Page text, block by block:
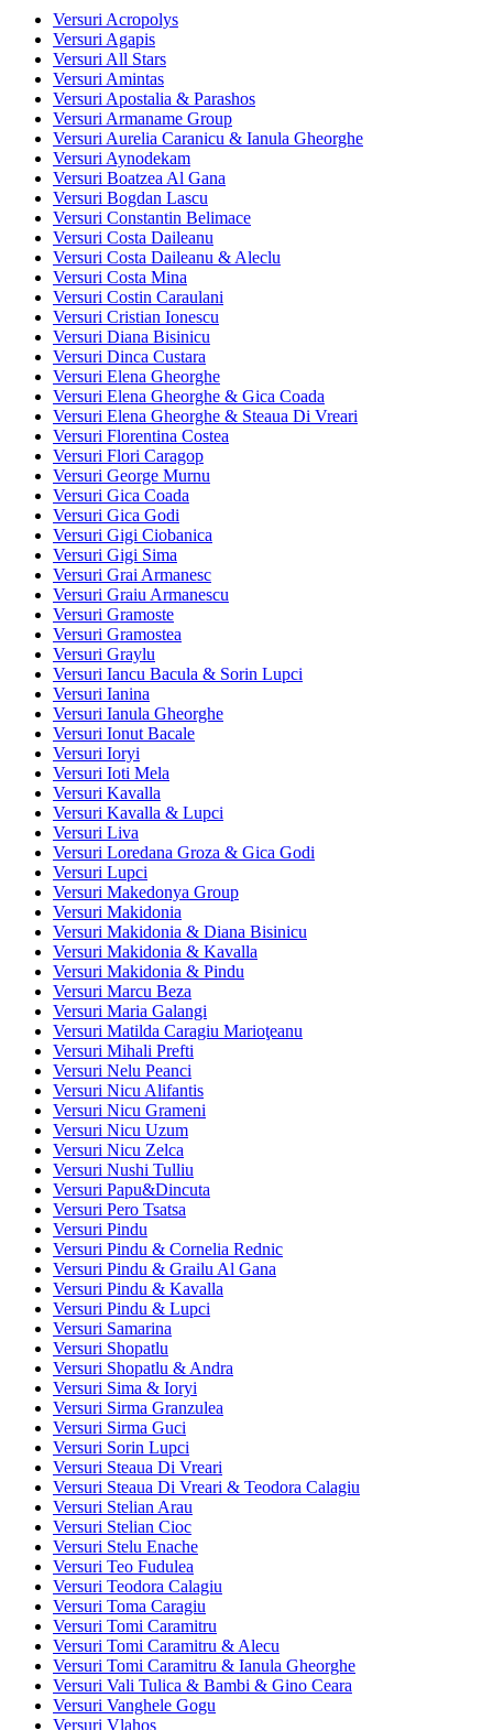
Versuri Acropolys
Versuri Agapis
Versuri All Stars
Versuri Amintas
Versuri Apostalia & Parashos
Versuri Armaname Group
Versuri Aurelia Caranicu & Ianula Gheorghe
Versuri Aynodekam
Versuri Boatzea Al Gana
Versuri Bogdan Lascu
Versuri Constantin Belimace
Versuri Costa Daileanu
Versuri Costa Daileanu & Aleclu
Versuri Costa Mina
Versuri Costin Caraulani
Versuri Cristian Ionescu
Versuri Diana Bisinicu
Versuri Dinca Custara
Versuri Elena Gheorghe
Versuri Elena Gheorghe & Gica Coada
Versuri Elena Gheorghe & Steaua Di Vreari
Versuri Florentina Costea
Versuri Flori Caragop
Versuri George Murnu
Versuri Gica Coada
Versuri Gica Godi
Versuri Gigi Ciobanica
Versuri Gigi Sima
Versuri Grai Armanesc
Versuri Graiu Armanescu
Versuri Gramoste
Versuri Gramostea
Versuri Graylu
Versuri Iancu Bacula & Sorin Lupci
Versuri Ianina
Versuri Ianula Gheorghe
Versuri Ionut Bacale
Versuri Ioryi
Versuri Ioti Mela
Versuri Kavalla
Versuri Kavalla & Lupci
Versuri Liva
Versuri Loredana Groza & Gica Godi
Versuri Lupci
Versuri Makedonya Group
Versuri Makidonia
Versuri Makidonia & Diana Bisinicu
Versuri Makidonia & Kavalla
Versuri Makidonia & Pindu
Versuri Marcu Beza
Versuri Maria Galangi
Versuri Matilda Caragiu Marioţeanu
Versuri Mihali Prefti
Versuri Nelu Peanci
Versuri Nicu Alifantis
Versuri Nicu Grameni
Versuri Nicu Uzum
Versuri Nicu Zelca
Versuri Nushi Tulliu
Versuri Papu&Dincuta
Versuri Pero Tsatsa
Versuri Pindu
Versuri Pindu & Cornelia Rednic
Versuri Pindu & Grailu Al Gana
Versuri Pindu & Kavalla
Versuri Pindu & Lupci
Versuri Samarina
Versuri Shopatlu
Versuri Shopatlu & Andra
Versuri Sima & Ioryi
Versuri Sirma Granzulea
Versuri Sirma Guci
Versuri Sorin Lupci
Versuri Steaua Di Vreari
Versuri Steaua Di Vreari & Teodora Calagiu
Versuri Stelian Arau
Versuri Stelian Cioc
Versuri Stelu Enache
Versuri Teo Fudulea
Versuri Teodora Calagiu
Versuri Toma Caragiu
Versuri Tomi Caramitru
Versuri Tomi Caramitru & Alecu
Versuri Tomi Caramitru & Ianula Gheorghe
Versuri Vali Tulica & Bambi & Gino Ceara
Versuri Vanghele Gogu
Versuri Vlahos